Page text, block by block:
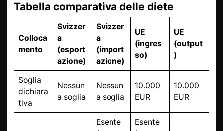
Tabella comparativa delle diete
Colloca
mento
Svizzer
a
(esport
azione)
Svizzer
a
(import
azione)
UE
(ingres
so)
UE
(output
)
Soglia
dichiara
tiva
Nessun
a soglia
Nessun
a soglia
10.000
EUR
10.000
EUR
Esente
Esente